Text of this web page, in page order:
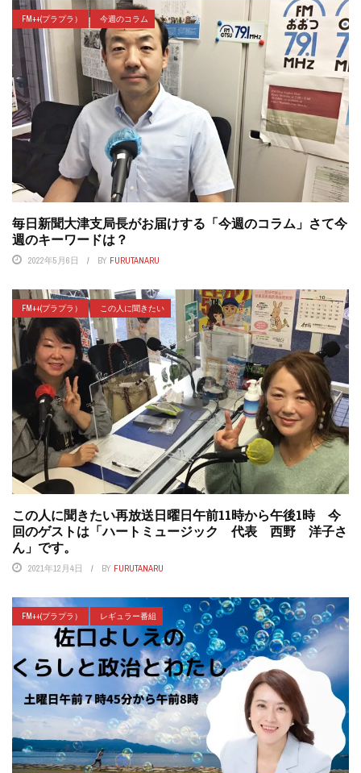
FM++(プラプラ） 今週のコラム
毎日新聞大津支局長がお届けする「今週のコラム」さて今
週のキーワードは？
2022年5月6日 BY FURUTANARU
FM++(プラプラ） この人に聞きたい
この人に聞きたい再放送日曜日午前11時から午後1時 今
回のゲストは「ハートミュージック 代表 西野 洋子さ
ん」です。
2021年12月4日 BY FURUTANARU
FM++(プラプラ） レギュラー番組